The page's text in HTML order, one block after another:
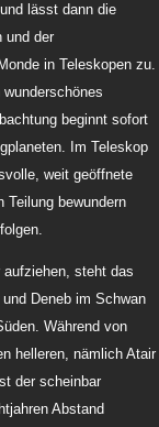
lässt dann die
und der
in Teleskopen zu.
beginnt sofort
Im Teleskop
weit geöffnete
Teilung bewundern
steht das
Deneb im Schwan
Während von
helleren, nämlich Atair
der scheinbar
Abstand